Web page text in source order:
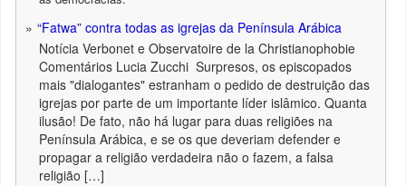
“Fatwa” contra todas as igrejas da Península Arábica
Notícia Verbonet e Observatoire de la Christianophobie
Comentários Lucia Zucchi Surpresos, os episcopados
mais "dialogantes" estranham o pedido de destruição das
igrejas por parte de um importante líder islâmico. Quanta
ilusão! De fato, não há lugar para duas religiões na
Península Arábica, e se os que deveriam defender e
propagar a religião verdadeira não o fazem, a falsa
religião […]